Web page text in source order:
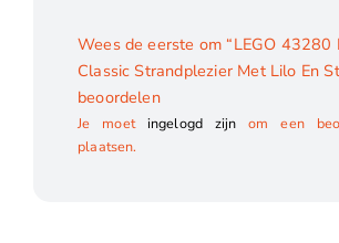
Wees de eerste om “LEGO 43280
Classic Strandplezier Met Lilo En
beoordelen
Je moet ingelogd zijn om een
plaatsen.